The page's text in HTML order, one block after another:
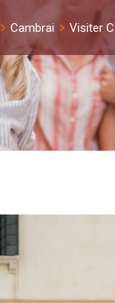
Cambrai Visiter